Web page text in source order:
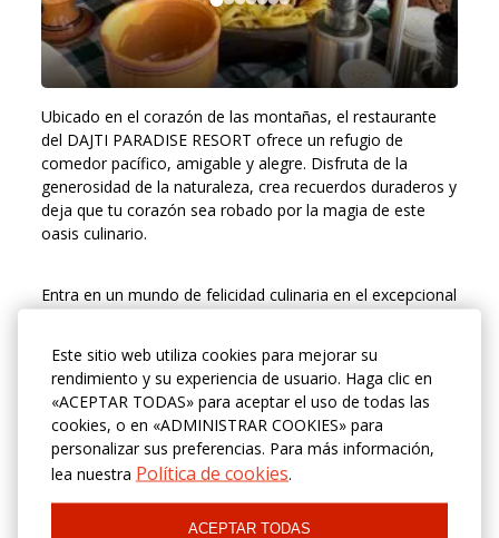
Este sitio web utiliza cookies para mejorar su
rendimiento y su experiencia de usuario. Haga clic en
«ACEPTAR TODAS» para aceptar el uso de todas las
cookies, o en «ADMINISTRAR COOKIES» para
personalizar sus preferencias. Para más información,
lea nuestra Política de cookies.
ACEPTAR TODAS
Ubicado en el corazón de las montañas, el restaurante
del DAJTI PARADISE RESORT ofrece un refugio de
comedor pacífico, amigable y alegre. Disfruta de la
generosidad de la naturaleza, crea recuerdos duraderos y
deja que tu corazón sea robado por la magia de este
oasis culinario.
Entra en un mundo de felicidad culinaria en el excepcional
de muchos, ofreciendo una experiencia gastronómica
que celebra los mejores sabores locales e
internacionales en un entorno impresionante.
El restaurante ofrece un gran espacio para eventos